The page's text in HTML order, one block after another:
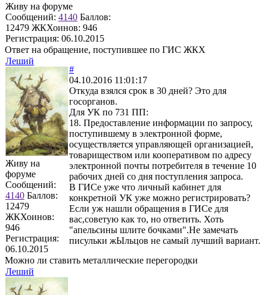
Живу на форуме
Сообщений: 4140 Баллов:
12479 ЖКХоинов: 946
Регистрация: 06.10.2015
Ответ на обращение, поступившее по ГИС ЖКХ
Леший
Живу на
форуме
Сообщений:
4140 Баллов:
12479
ЖКХоинов:
946
Регистрация:
06.10.2015
#
04.10.2016 11:01:17
Откуда взялся срок в 30 дней? Это для
госорганов.
Для УК по 731 ПП:
18. Предоставление информации по запросу,
поступившему в электронной форме,
осуществляется управляющей организацией,
товариществом или кооперативом по адресу
электронной почты потребителя в течение 10
рабочих дней со дня поступления запроса.
В ГИСе уже что личный кабинет для
конкретной УК уже можно регистрировать?
Если уж нашли обращения в ГИСе для
вас,советую как то, но ответить. Хоть
"апельсины шлите бочками".Не замечать
писульки жЫльцов не самый лучший вариант.
Можно ли ставить металлические перегородки
Леший